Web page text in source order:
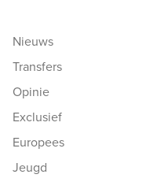
Nieuws
Transfers
Opinie
Exclusief
Europees
Jeugd